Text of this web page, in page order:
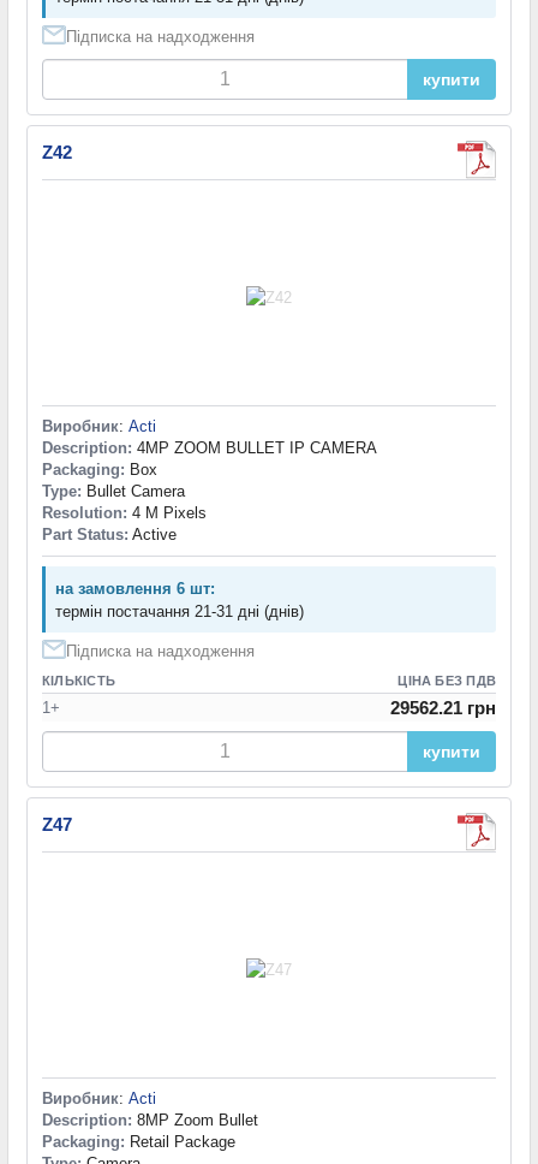
Підписка на надходження
купити
Z42
Виробник: Acti
Description: 4MP ZOOM BULLET IP CAMERA
Packaging: Box
Type: Bullet Camera
Resolution: 4 M Pixels
Part Status: Active
на замовлення 6 шт:
термін постачання 21-31 дні (днів)
Підписка на надходження
КІЛЬКІСТЬ ЦІНА БЕЗ ПДВ
1+ 29562.21 грн
купити
Z47
Виробник: Acti
Description: 8MP Zoom Bullet
Packaging: Retail Package